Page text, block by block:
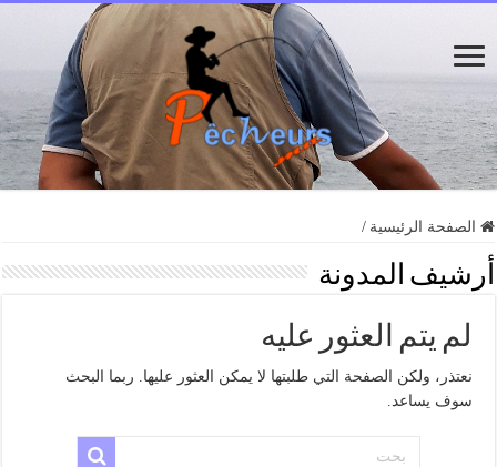
الصفحة الرئيسية /
أرشيف المدونة
لم يتم العثور عليه
نعتذر، ولكن الصفحة التي طلبتها لا يمكن العثور عليها. ربما البحث
سوف يساعد.